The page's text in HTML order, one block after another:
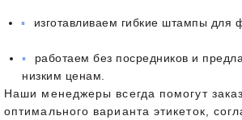
изготавливаем гибкие штампы для
работаем без посредников и
низким ценам.
Наши менеджеры всегда помогут
оптимального варианта этикеток,